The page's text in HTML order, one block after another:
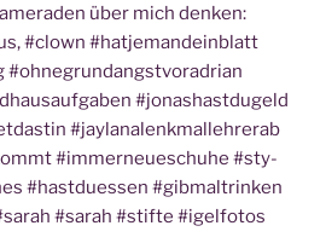
über mich den­ken:
#clown #hat­je­mandein­blatt
#ohne­grund­angst­vor­ad­ri­an
#jonas­hast­du­geld
#jayl­ana­lenk­mal­leh­rer­ab
#immer­neue­schu­he #sty­
#hast­dues­sen #gib­mal­trin­ken
#sarah #stif­te #igel­fo­tos